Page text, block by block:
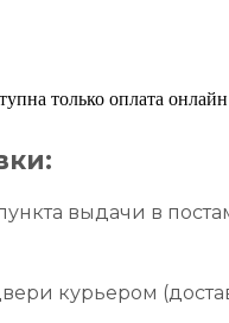
только оплата
выдачи в
курьером